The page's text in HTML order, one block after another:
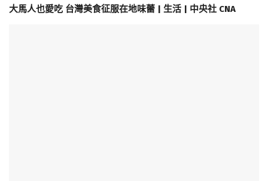
大馬人也愛吃 台灣美食征服在地味蕾 | 生活 | 中央社 CNA